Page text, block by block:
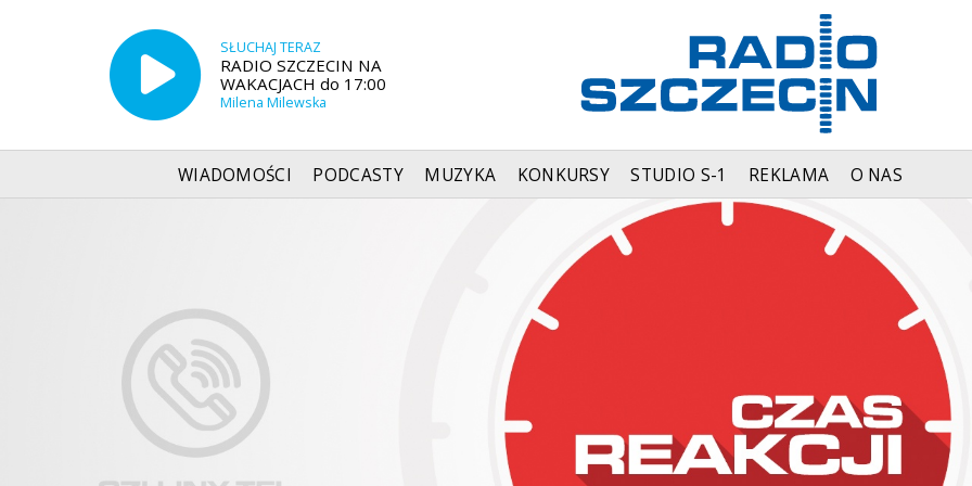
SŁUCHAJ TERAZ
RADIO SZCZECIN NA
WAKACJACH do 17:00
Milena Milewska
WIADOMOŚCI PODCASTY MUZYKA KONKURSY STUDIO S-1 REKLAMA O NAS